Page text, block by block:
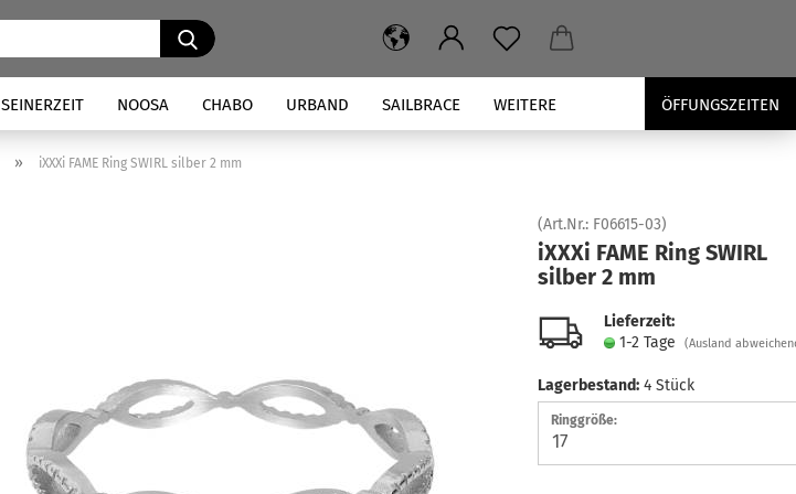
SEINERZEIT NOOSA CHABO URBAND SAILBRACE ÖFFUNGSZEITEN
WEITERE
» iXXXi FAME Ring SWIRL silber 2 mm
(Art.Nr.: F06615-03)
iXXXi FAME Ring SWIRL
sil­ber 2 mm
Lieferzeit:
1-2 Tage
(Ausland
Lagerbestand: 4 Stück
Ringgröße: